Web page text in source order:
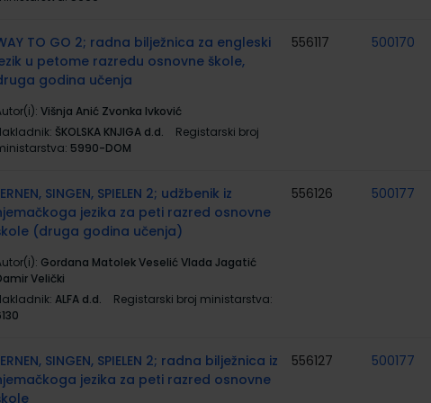
TO GO 2; radna bilježnica za engleski
u petome razredu osnovne škole,
godina učenja
Višnja Anić Zvonka Ivković
ŠKOLSKA KNJIGA d.d.
Registarski broj
5990-DOM
556117 500170
SINGEN, SPIELEN 2; udžbenik iz
jezika za peti razred osnovne
(druga godina učenja)
Gordana Matolek Veselić Vlada Jagatić
Velički
ALFA d.d.
Registarski broj ministarstva:
556126 500177
SINGEN, SPIELEN 2; radna bilježnica iz
jezika za peti razred osnovne
556127 500177